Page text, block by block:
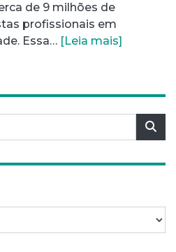
de 9 milhões de
profissionais em
Essa… [Leia mais]